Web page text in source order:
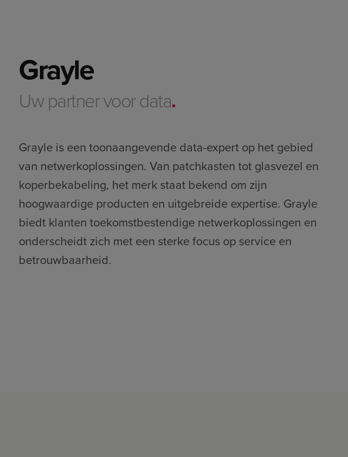
Grayle
Uw partner voor data.
Grayle is een toonaangevende data-expert op het gebied
van netwerkoplossingen. Van patchkasten tot glasvezel en
koperbekabeling, het merk staat bekend om zijn
hoogwaardige producten en uitgebreide expertise. Grayle
biedt klanten toekomstbestendige netwerkoplossingen en
onderscheidt zich met een sterke focus op service en
betrouwbaarheid​.